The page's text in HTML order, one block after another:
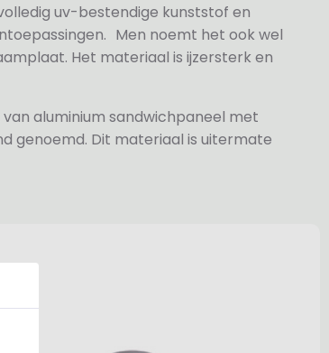
uv-bestendige kunststof en
Men noemt het ook wel
Het materiaal is ijzersterk en
aluminium sandwichpaneel met
genoemd. Dit materiaal is uitermate